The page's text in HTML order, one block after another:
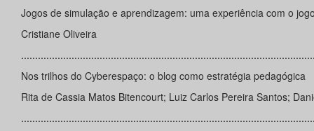
Jogos de simulação e aprendizagem: uma experiência com o
Cristiane Oliveira
Nos trilhos do Cyberespaço: o blog como estratégia pedagógica
Rita de Cassia Matos Bitencourt; Luiz Carlos Pereira Santos;